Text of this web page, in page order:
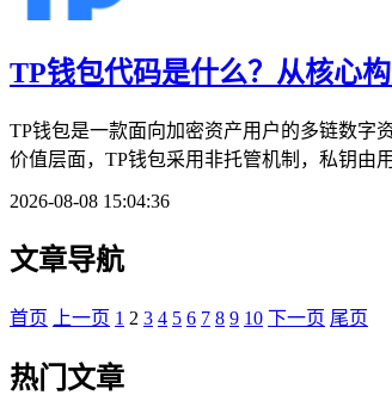
TP钱包代码是什么？从核心
TP钱包是一款面向加密资产用户的多链数字
价值层面，TP钱包采用非托管机制，私钥由
2026-08-08 15:04:36
文章导航
首页 上一页 1 2 3 4 5 6 7 8 9 10 下一页 尾页
热门文章